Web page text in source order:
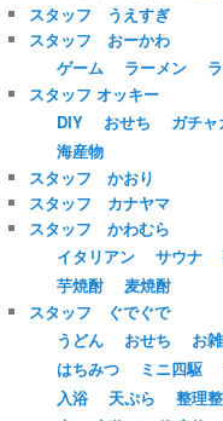
スタッフ うえすぎ
スタッフ おーかわ
ゲーム
ラーメン
スタッフ オッキー
DIY
おせち ガチャ
海産物
スタッフ かおり
スタッフ カナヤマ
スタッフ かわむら
イタリアン
サウナ
芋焼酎
麦焼酎
スタッフ ぐでぐで
うどん
おせち お
はちみつ
ミニ四駆
入浴
天ぷら 整理